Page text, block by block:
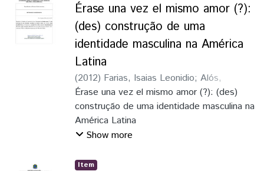
Érase una vez el mismo amor (?):
(des) construção de uma
identidade masculina na América
Latina
(2012) Farias, Isaias Leonidio; Alós,
Anselmo Peres
Érase una vez el mismo amor (?): (des)
construção de uma identidade masculina na
América Latina
Show more
Item